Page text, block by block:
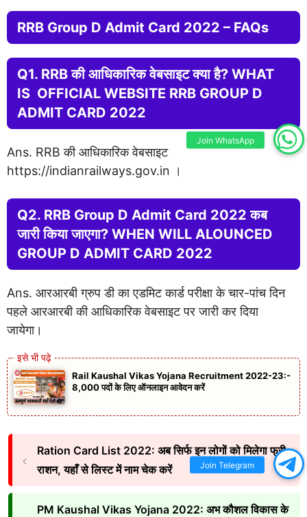
RRB Group D Admit Card 2022 – FAQs
Q1. RRB की आधिकारिक वेबसाइट क्या है? WHAT
IS OFFICIAL WEBSITE RRB GROUP D
ADMIT CARD 2022
Ans. RRB की आधिकारिक वेबसाइट
https://indianrailways.gov.in ।
Q2. RRB Group D Admit Card 2022 कब
जारी किया जाएगा? WHEN WILL ALOUNCED
GROUP D ADMIT CARD 2022
Ans. आरआरबी ग्रुप डी का एडमिट कार्ड परीक्षा के चार-पांच दिन
पहले आरआरबी की आधिकारिक वेबसाइट पर जारी कर दिया
जायेगा।
Rail Kaushal Vikas Yojana Recruitment 2022-23:-
8,000 पदों के लिए ऑनलाइन आवेदन करें
Ration Card List 2022: अब सिर्फ इन लोगों को मिलेगा फ्री
राशन, यहाँ से लिस्ट में नाम चेक करें
PM Kaushal Vikas Yojana 2022: अभ कौशल विकास के
Join WhatsApp
Join Telegram